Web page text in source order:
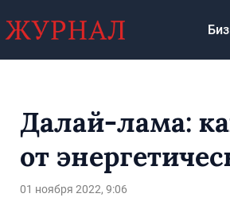
Далай-лама:
от
01 ноября 2022, 9:06